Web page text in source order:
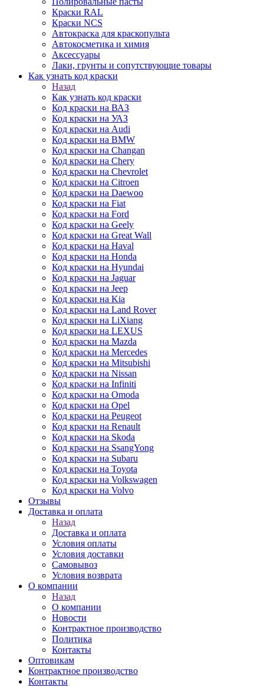
Краски RAL
Краски NCS
Автокраска для краскопульта
Автокосметика и химия
Аксессуары
Лаки, грунты и сопутствующие товары
Как узнать код краски
Назад
Как узнать код краски
Код краски на ВАЗ
Код краски на УАЗ
Код краски на Audi
Код краски на BMW
Код краски на Changan
Код краски на Chery
Код краски на Chevrolet
Код краски на Citroen
Код краски на Daewoo
Код краски на Fiat
Код краски на Ford
Код краски на Geely
Код краски на Great Wall
Код краски на Haval
Код краски на Honda
Код краски на Hyundai
Код краски на Jaguar
Код краски на Jeep
Код краски на Kia
Код краски на Land Rover
Код краски на LiXiang
Код краски на LEXUS
Код краски на Mazda
Код краски на Mercedes
Код краски на Mitsubishi
Код краски на Nissan
Код краски на Infiniti
Код краски на Omoda
Код краски на Opel
Код краски на Peugeot
Код краски на Renault
Код краски на Skoda
Код краски на SsangYong
Код краски на Subaru
Код краски на Toyota
Код краски на Volkswagen
Код краски на Volvo
Отзывы
Доставка и оплата
Назад
Доставка и оплата
Условия оплаты
Условия доставки
Самовывоз
Условия возврата
О компании
Назад
О компании
Новости
Контрактное производство
Политика
Контакты
Оптовикам
Контрактное производство
Контакты